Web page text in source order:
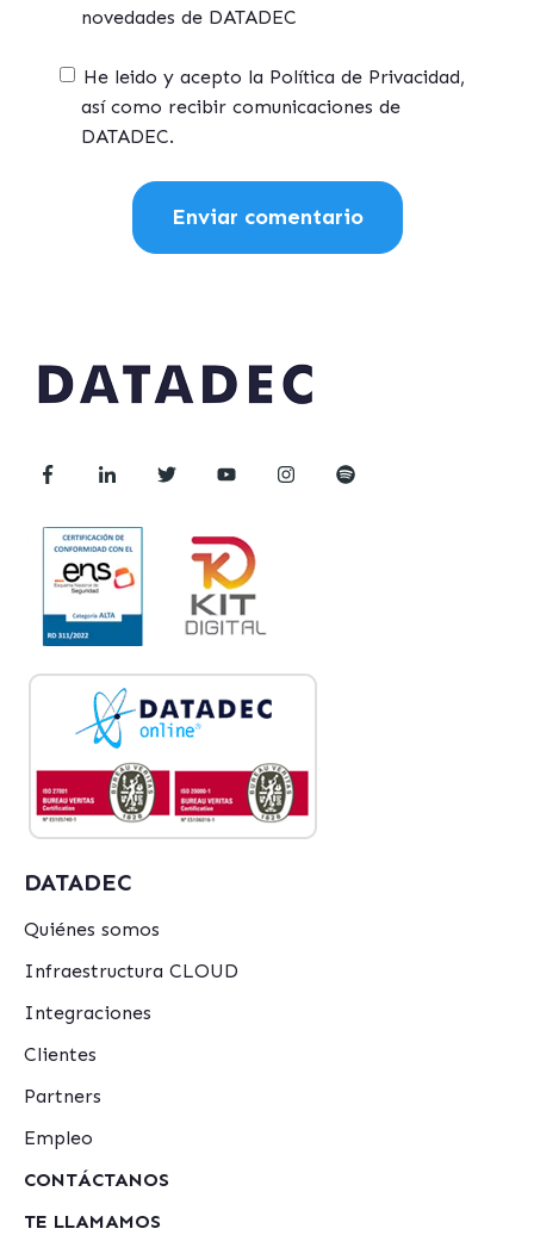
novedades de DATADEC
He leido y acepto la Política de Privacidad,
así como recibir comunicaciones de
DATADEC.
DATADEC
Quiénes somos
Infraestructura CLOUD
Integraciones
Clientes
Partners
Empleo
CONTÁCTANOS
TE LLAMAMOS